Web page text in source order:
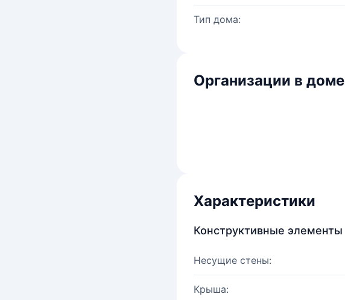
Тип дома:
Организации в доме
Характеристики
Конструктивные элементы
Несущие стены:
Крыша: